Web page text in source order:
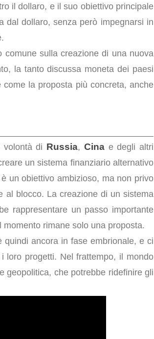
il dollaro, e il suo obiettivo principale
dal dollaro, senza però impegnarsi in
comune sulla creazione di una nuova
la tanto discussa moneta dei paesi
la proposta più concreta, anche
volontà di Russia, Cinae degli altri
un sistema finanziario alternativo
è un obiettivo ambizioso, ma non privo
al blocco. La creazione di un sistema
rappresentare un passo importante
momento rimane solo una proposta.
ancora in fase embrionale, e ci
loro progetti. Nel frattempo, il mondo
geopolitica, che potrebbe ridefinire gli